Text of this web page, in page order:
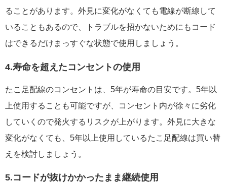
ることがあります。外見に変化がなくても電線が断線して
いることもあるので、トラブルを招かないためにもコード
はできるだけまっすぐな状態で使用しましょう。
4.寿命を超えたコンセントの使用
たこ足配線のコンセントは、5年が寿命の目安です。5年以
上使用することも可能ですが、コンセント内が徐々に劣化
していくので発火するリスクが上がります。外見に大きな
変化がなくても、5年以上使用しているたこ足配線は買い替
えを検討しましょう。
5.コードが抜けかかったまま継続使用